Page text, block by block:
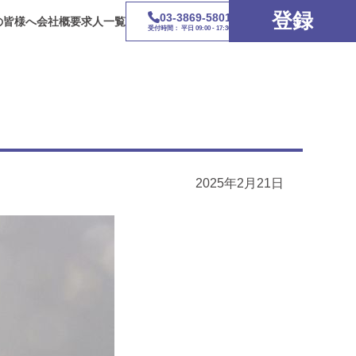
皆様へ会社概要求人一覧 03-3869-5801
受付時間： 平日 09:00 - 17:30 登録
2025年2月21日